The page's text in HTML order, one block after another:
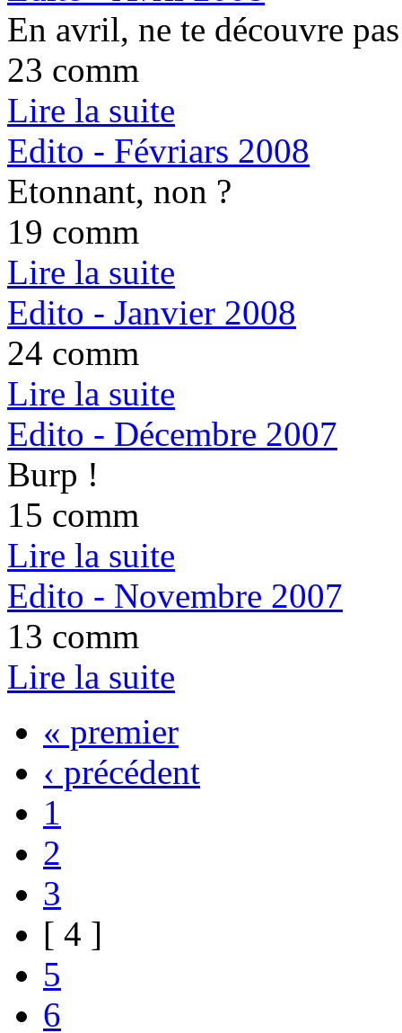
En avril, ne te découvre
23 comm
Lire la suite
Edito - Févriars 2008
Etonnant, non ?
19 comm
Lire la suite
Edito - Janvier 2008
24 comm
Lire la suite
Edito - Décembre 2007
Burp !
15 comm
Lire la suite
Edito - Novembre 2007
13 comm
Lire la suite
« premier
‹ précédent
1
2
3
[ 4 ]
5
6